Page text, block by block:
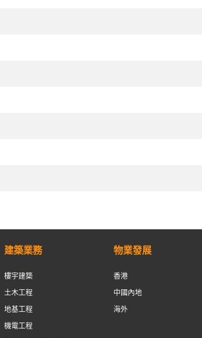
建築業務
樓宇建築
土木工程
地基工程
機電工程
物業發展
香港
中國內地
海外